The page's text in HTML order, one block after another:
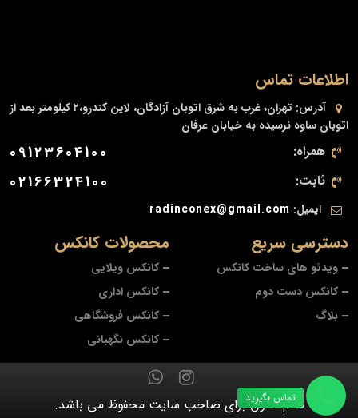
محصولات کانکس
کانکس ویلایی
کانکس اداری
کانکس فروشگاهی
کانکس نگهبانی
دسترسی سریع
ویدئو های ساخت کانکس
کانکس دست دوم
بلاگ
اطلاعات تماس
آدرس:
تهران، غرب به شرق اتوبان آزادگان، لاین کندرو،۲ کیلومتر بعد از
اتوبان ساوه نرسیده به خیابان عرفان
همراه: 09123604100
ثابت: 02166324100
ایمیل: radinconex@gmail.com
تمام حقوق برای صاحب سایت محفوظ می باشد.
تماس بگیرید